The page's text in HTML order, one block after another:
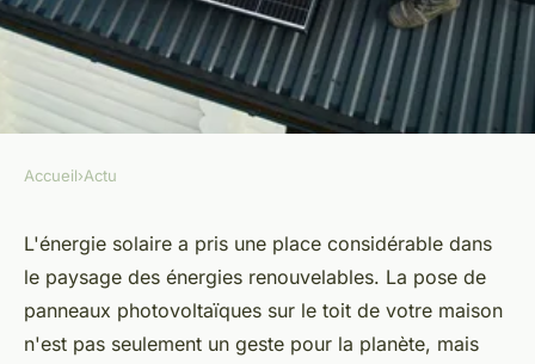
Comment réaliser une pose de
panneau photovoltaique ?
admin •27 janvier 2024 •2 min de lecture
Accueil›Actu
L'énergie solaire a pris une place considérable dans
le paysage des énergies renouvelables. La pose de
panneaux photovoltaïques sur le toit de votre maison
n'est pas seulement un geste pour la planète, mais